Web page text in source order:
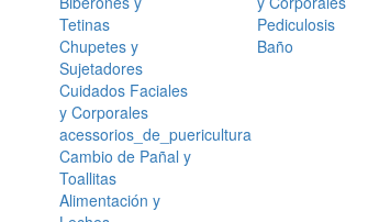
Tetinas
Chupetes y
Sujetadores
Cuidados Faciales
y Corporales
acessorios_de_puericultura
Cambio de Pañal y
Toallitas
Alimentación y
Pediculosis
Baño